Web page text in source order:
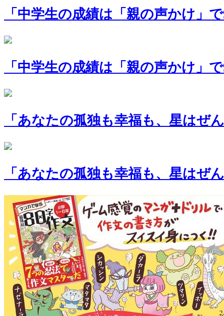
「中学生の成績は「親の声かけ」
「中学生の成績は「親の声かけ」
「あなたの孤独も幸福も、星はぜ
「あなたの孤独も幸福も、星はぜ